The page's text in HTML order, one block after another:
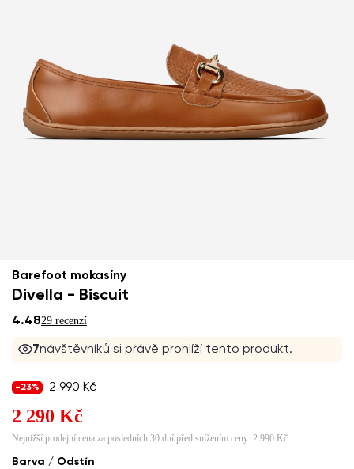
Barefoot mokasíny
Divella - Biscuit
4.4829 recenzí
7návštěvníků si právě prohlíží tento produkt.
Barva / Odstín
-23% 2 990 Kč
2 290 Kč
Nejnižší prodejní cena za posledních 30 dní před snížením ceny: 2 990 Kč